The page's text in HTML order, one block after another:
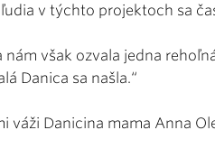
v týchto projektoch sa
však ozvala jedna
Danica sa našla.“
váži Danicina mama Anna